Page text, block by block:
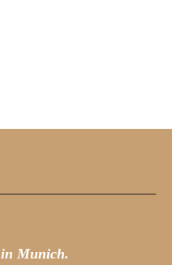
in Munich.